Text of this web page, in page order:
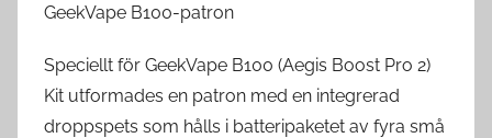
GeekVape B100-patron
Speciellt för GeekVape B100 (Aegis Boost Pro 2)
Kit utformades en patron med en integrerad
droppspets som hålls i batteripaketet av fyra små